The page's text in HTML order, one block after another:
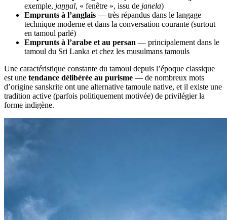
exemple, jaṉṉal, « fenêtre », issu de janela)
Emprunts à l’anglais — très répandus dans le langage
technique moderne et dans la conversation courante (surtout
en tamoul parlé)
Emprunts à l’arabe et au persan — principalement dans le
tamoul du Sri Lanka et chez les musulmans tamouls
Une caractéristique constante du tamoul depuis l’époque classique
est une tendance délibérée au purisme — de nombreux mots
d’origine sanskrite ont une alternative tamoule native, et il existe une
tradition active (parfois politiquement motivée) de privilégier la
forme indigène.